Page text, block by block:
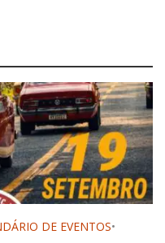
DE EVENTOS•